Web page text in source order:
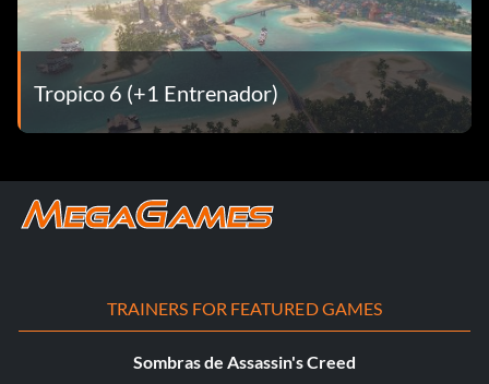
Tropico 6 (+1 Entrenador)
TRAINERS FOR FEATURED GAMES
Sombras de Assassin's Creed